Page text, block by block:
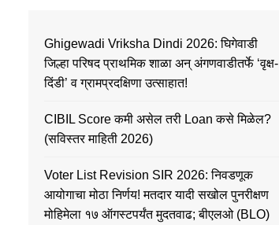
Ghigewadi Vriksha Dindi 2026: घिगेवाडी
जिल्हा परिषद प्राथमिक शाळा अन् अंगणवाडीतर्फे ‘वृक्ष-
दिंडी’ व ग्रामप्रदक्षिणा उत्साहात!
CIBIL Score कमी असेल तरी Loan कसे मिळेल?
(सविस्तर माहिती 2026)
Voter List Revision SIR 2026: निवडणूक
आयोगाचा मोठा निर्णय! मतदार यादी सखोल पुनरीक्षण
मोहिमेला १७ ऑगस्टपर्यंत मुदतवाढ; बीएलओ (BLO)